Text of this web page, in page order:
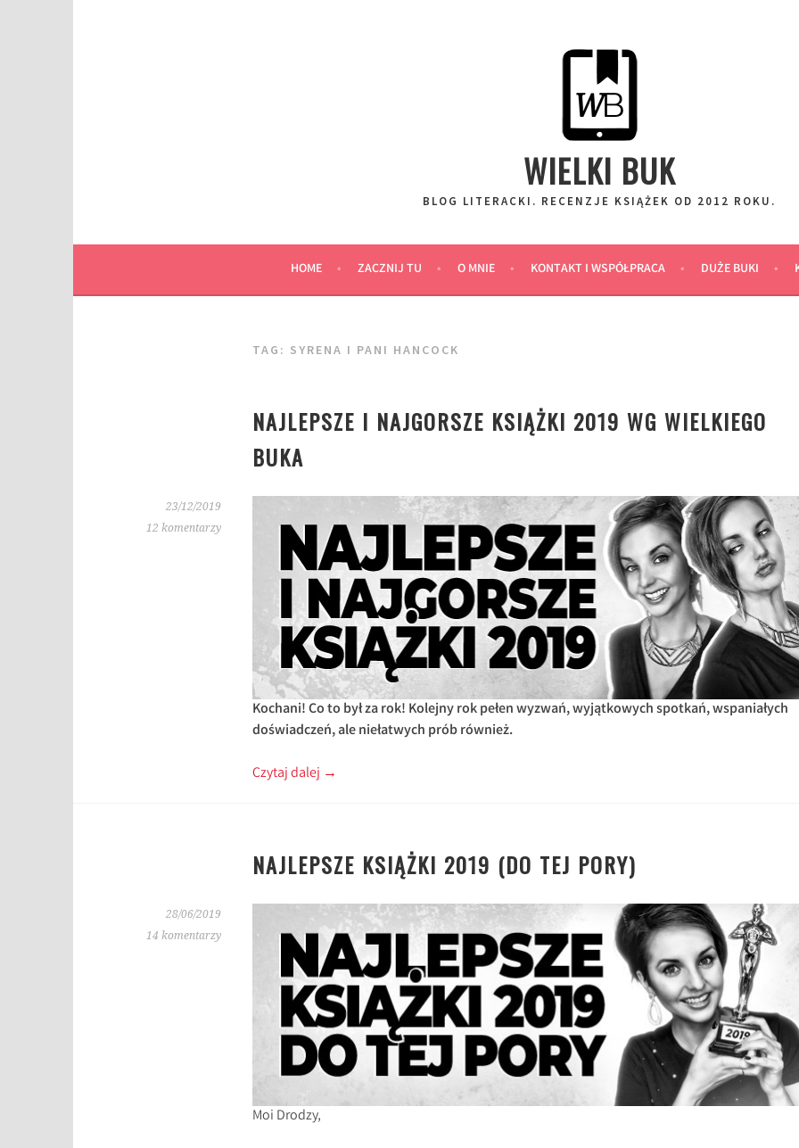
WIELKI BUK
BLOG LITERACKI. RECENZJE KSIĄŻEK OD 2012 ROKU.
HOME ZACZNIJ TU O MNIE KONTAKT I WSPÓŁPRACA DUŻE BUKI
TAG: SYRENA I PANI HANCOCK
NAJLEPSZE I NAJGORSZE KSIĄŻKI 2019 WG WIELKIEGO
BUKA
23/12/2019
12 komentarzy
Kochani! Co to był za rok! Kolejny rok pełen wyzwań, wyjątkowych spotkań, wspaniałych
doświadczeń, ale niełatwych prób również.
Czytaj dalej →
NAJLEPSZE KSIĄŻKI 2019 (DO TEJ PORY)
28/06/2019
14 komentarzy
Moi Drodzy,